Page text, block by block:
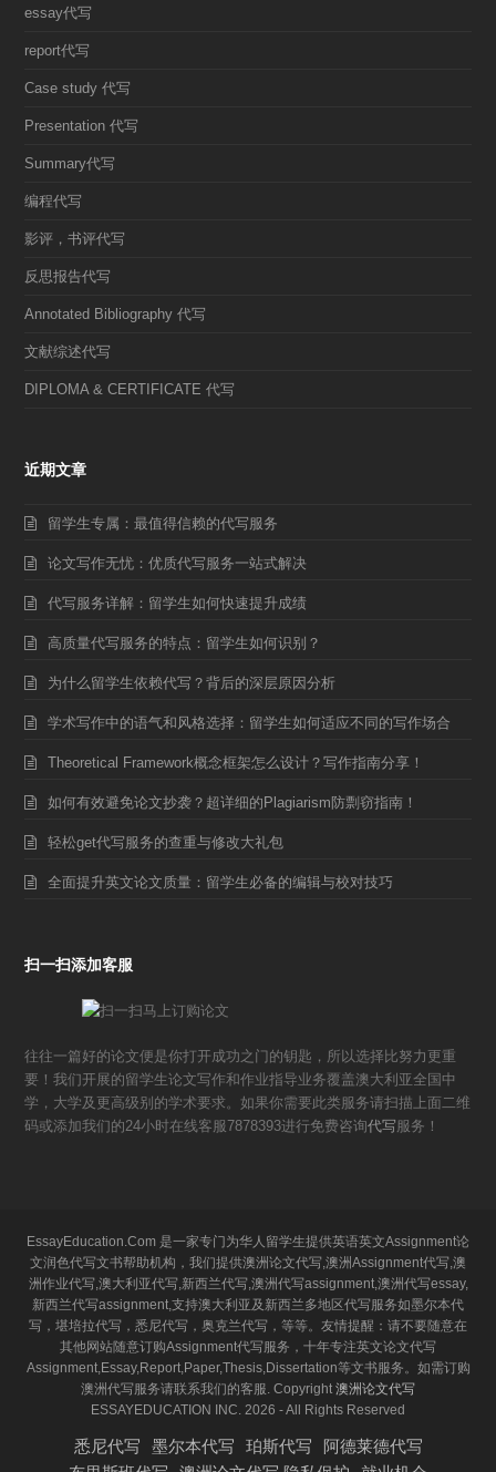
essay代写
report代写
Case study 代写
Presentation 代写
Summary代写
编程代写
影评，书评代写
反思报告代写
Annotated Bibliography 代写
文献综述代写
DIPLOMA & CERTIFICATE 代写
近期文章
留学生专属：最值得信赖的代写服务
论文写作无忧：优质代写服务一站式解决
代写服务详解：留学生如何快速提升成绩
高质量代写服务的特点：留学生如何识别？
为什么留学生依赖代写？背后的深层原因分析
学术写作中的语气和风格选择：留学生如何适应不同的写作场合
Theoretical Framework概念框架怎么设计？写作指南分享！
如何有效避免论文抄袭？超详细的Plagiarism防剽窃指南！
轻松get代写服务的查重与修改大礼包
全面提升英文论文质量：留学生必备的编辑与校对技巧
扫一扫添加客服
往往一篇好的论文便是你打开成功之门的钥匙，所以选择比努力更重
要！我们开展的留学生论文写作和作业指导业务覆盖澳大利亚全国中
学，大学及更高级别的学术要求。如果你需要此类服务请扫描上面二维
码或添加我们的24小时在线客服7878393进行免费咨询代写 服务！
EssayEducation.Com 是一家专门为华人留学生提供英语英文Assignment论
文润色代写文书帮助机构，我们提供澳洲论文代写,澳洲Assignment代写,澳
洲作业代写,澳大利亚代写,新西兰代写,澳洲代写assignment,澳洲代写essay,
新西兰代写assignment,支持澳大利亚及新西兰多地区代写服务如墨尔本代
写，堪培拉代写，悉尼代写，奥克兰代写，等等。友情提醒：请不要随意在
其他网站随意订购Assignment代写服务，十年专注英文论文代写
Assignment,Essay,Report,Paper,Thesis,Dissertation等文书服务。如需订购
澳洲代写服务请联系我们的客服. Copyright 澳洲论文代写
ESSAYEDUCATION INC. 2026 - All Rights Reserved
悉尼代写 墨尔本代写 珀斯代写
阿德莱德代写